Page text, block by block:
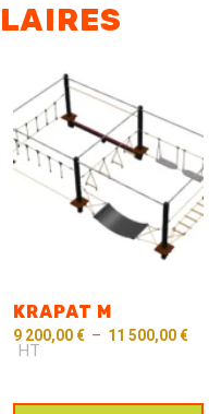
KRAPAT M
9 200,00 € – 11 500,00 €
HT